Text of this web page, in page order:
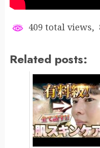
409 total views,
Related posts: